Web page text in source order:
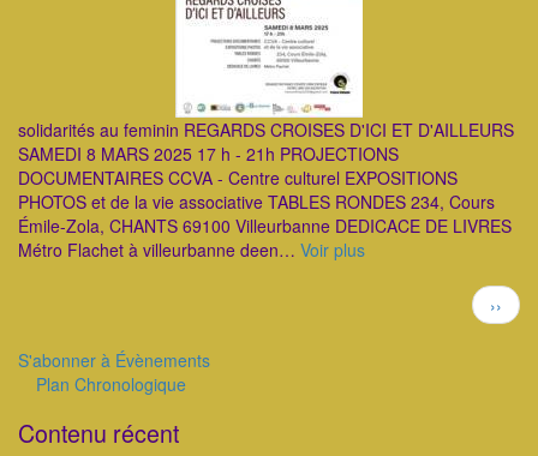
solidarités au feminin REGARDS CROISES D'ICI ET D'AILLEURS
SAMEDI 8 MARS 2025 17 h - 21h PROJECTIONS
DOCUMENTAIRES CCVA - Centre culturel EXPOSITIONS
PHOTOS et de la vie associative TABLES RONDES 234, Cours
Émile-Zola, CHANTS 69100 Villeurbanne DEDICACE DE LIVRES
Métro Flachet à villeurbanne deen… Voir plus
Page
››
S'abonner à Évènements
Plan Chronologique
Contenu récent